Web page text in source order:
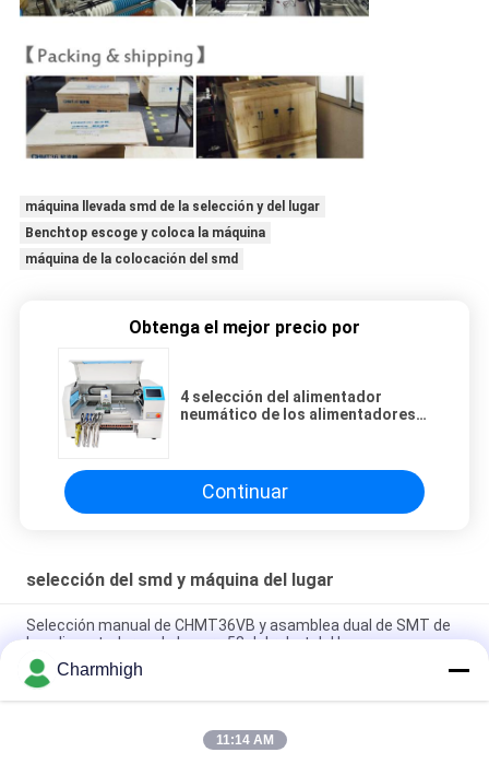
máquina llevada smd de la selección y del lugar
Benchtop escoge y coloca la máquina
máquina de la colocación del smd
Obtenga el mejor precio por
4 selección del alimentador
neumático de los alimentadores
lugar
Continuar
selección del smd y máquina del lugar
Selección manual de CHMT36VB y asamblea dual de SMT de
los alimentadores de la cara 58 del robot del lugar
2 selección de los alimentadores CHMT48VB Benchtop SMD
de las cabezas 58 y robot todo del lugar en un Chip Mounter
Máquina de recogida y colocación SMD industrial compacta
Charmhigh
11:14 AM